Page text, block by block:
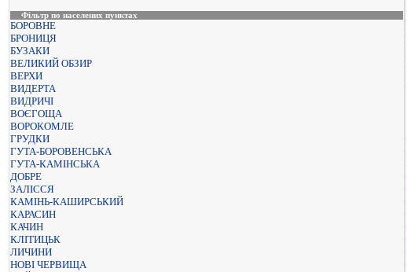
Фільтр по населених пунктах
БОРОВНЕ
БРОНИЦЯ
БУЗАКИ
ВЕЛИКИЙ ОБЗИР
ВЕРХИ
ВИДЕРТА
ВИДРИЧІ
ВОЄГОЩА
ВОРОКОМЛЕ
ГРУДКИ
ГУТА-БОРОВЕНСЬКА
ГУТА-КАМІНСЬКА
ДОБРЕ
ЗАЛІССЯ
КАМІНЬ-КАШИРСЬКИЙ
КАРАСИН
КАЧИН
КЛІТИЦЬК
ЛИЧИНИ
НОВІ ЧЕРВИЩА